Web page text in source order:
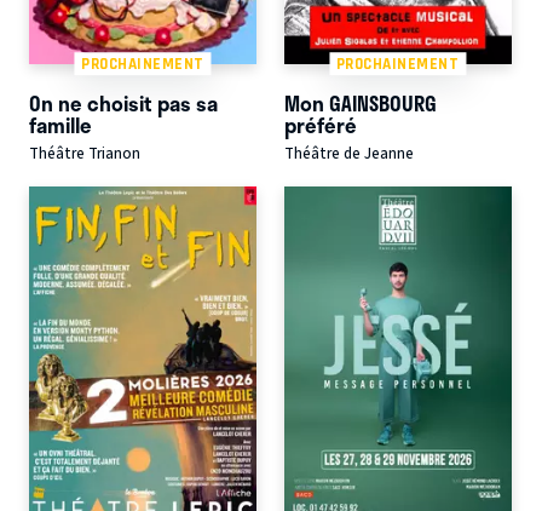
PROCHAINEMENT
On ne choisit pas sa
famille
Théâtre Trianon
PROCHAINEMENT
Mon GAINSBOURG
préféré
Théâtre de Jeanne